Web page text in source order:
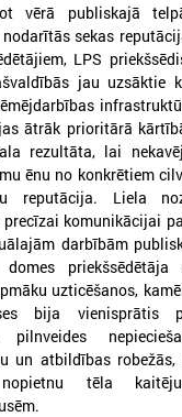
labākie tirgotāji
tirgotāji
vērā publiskajā
sekas
LPS
jau uzsāktie
ātrāk prioritārā
rezultāta, lai
ēnu no konkrētiem
reputācija. Liela
komunikācijai
darbībām
priekšsēdētāja
uzticēšanos,
bija vienisprātis
pilnveides
un atbildības
tēla